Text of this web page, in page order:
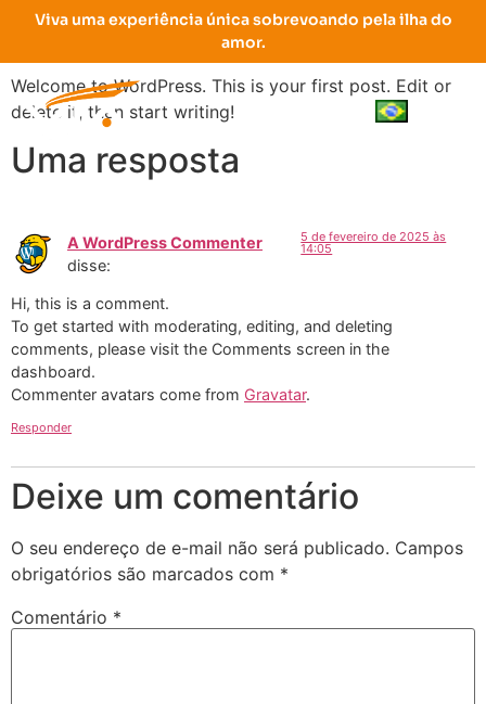
Viva uma experiência única sobrevoando pela ilha do
amor.
Hello world!
Welcome to WordPress. This is your first post. Edit or
delete it, then start writing!
Uma resposta
A WordPress Commenter
disse:
5 de fevereiro de 2025 às
14:05
Hi, this is a comment.
To get started with moderating, editing, and deleting
comments, please visit the Comments screen in the
dashboard.
Commenter avatars come from Gravatar.
Responder
Deixe um comentário
O seu endereço de e-mail não será publicado. Campos
obrigatórios são marcados com *
Comentário *